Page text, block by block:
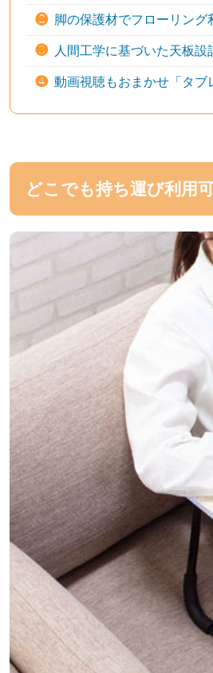
❷ 脚の保護材でフローリング
❸ 人間工学に基づいた天板設
❹ 動画視聴もおまかせ「タブ
どこでも持ち運び利用